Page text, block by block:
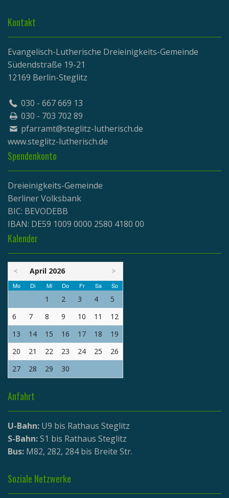
Kontakt
Evangelisch-Lutherische Dreieinigkeits-Gemeinde
Südendstraße 19-21
12169 Berlin-Steglitz
030 - 667 669 13
030 - 703 702 89
pfarramt@steglitz-lutherisch.de
www.steglitz-lutherisch.de
Spendenkonto
Dreieinigkeits-Gemeinde
Berliner Volksbank
BIC: BEVODEBB
IBAN: DE59 1009 0000 2580 4180 00
Kalender
< April 2026 >
Mo Di Mi Do Fr Sa So
1 2 3 4
5
6
7 8 9 10 11
12
13
14 15 16 17 18
19
20
21 22 23 24 25
26
27
28 29 30
Anfahrt
U-Bahn: U9 bis Rathaus Steglitz
S-Bahn:S1 bis Rathaus Steglitz
Bus: M82, 282, 284 bis Breite Str.
Soziale Netzwerke